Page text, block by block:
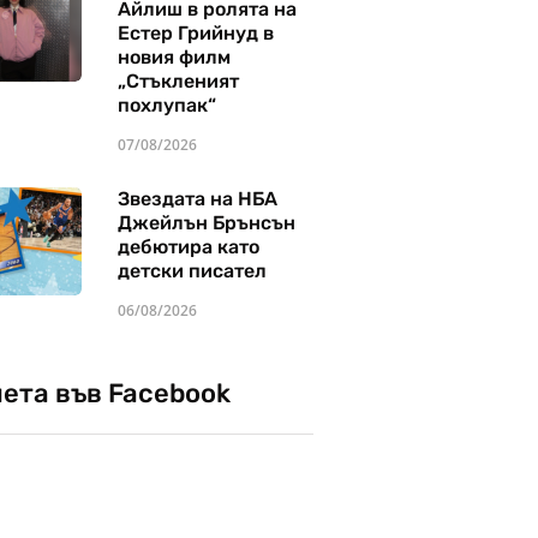
Айлиш в ролята на
Естер Грийнуд в
новия филм
„Стъкленият
похлупак“
07/08/2026
Звездата на НБА
Джейлън Брънсън
дебютира като
детски писател
06/08/2026
във Facebook